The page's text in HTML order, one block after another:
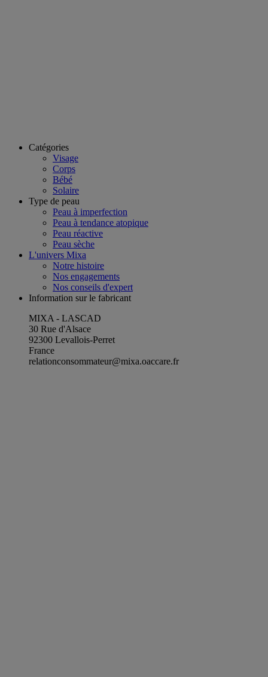
Catégories
Visage
Corps
Bébé
Solaire
Type de peau
Peau à imperfection
Peau à tendance atopique
Peau réactive
Peau sèche
L'univers Mixa
Notre histoire
Nos engagements
Nos conseils d'expert
Information sur le fabricant
MIXA - LASCAD
30 Rue d'Alsace
92300 Levallois-Perret
France
relationconsommateur@mixa.oaccare.fr